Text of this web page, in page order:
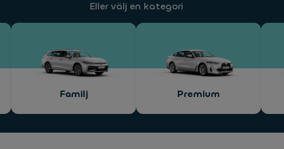
Eller välj en kategori
Familj Premium